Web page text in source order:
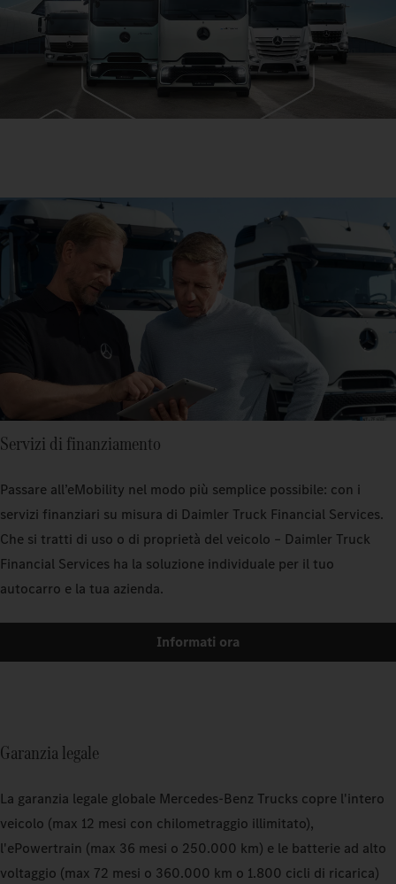
Servizi di finanziamento
Passare all’eMobility nel modo più semplice possibile: con i
servizi finanziari su misura di Daimler Truck Financial Services.
Che si tratti di uso o di proprietà del veicolo – Daimler Truck
Financial Services ha la soluzione individuale per il tuo
autocarro e la tua azienda.
Informati ora
Garanzia legale
La garanzia legale globale Mercedes‑Benz Trucks copre l'intero
veicolo (max 12 mesi con chilometraggio illimitato),
l'ePowertrain (max 36 mesi o 250.000 km) e le batterie ad alto
voltaggio (max 72 mesi o 360.000 km o 1.800 cicli di ricarica)